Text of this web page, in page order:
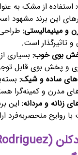
استفاده از مشک به
این برند مشهود
و مینیمالیستی:
و تاثیرگذار است.
بوی خوب: بسیاری
و پخش بوی قابل
ساده و شیک:
مدرن و کمینه‌گرا
زنانه و مردانه: این
روایح منحصربه‌فرد